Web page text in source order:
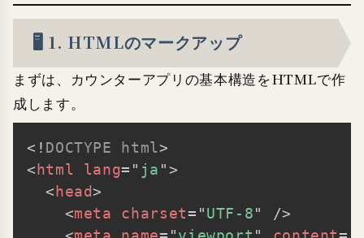
🖥️ 1. HTMLのマークアップ
まずは、カウンターアプリの基本構造をHTMLで作
成します。
<! DOCTYPE html>
< html lang= " ja ">
< head>
<meta charset= "UTF-8"
/>